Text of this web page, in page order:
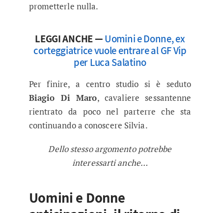
prometterle nulla.
LEGGI ANCHE —Uomini e Donne, ex
corteggiatrice vuole entrare al GF Vip
per Luca Salatino
Per finire, a centro studio si è seduto
Biagio Di Maro, cavaliere sessantenne
rientrato da poco nel parterre che sta
continuando a conoscere Silvia.
Dello stesso argomento potrebbe
interessarti anche…
Uomini e Donne